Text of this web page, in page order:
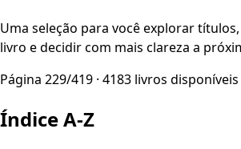
Uma seleção para você explorar
livro e decidir com mais clareza a
Página 229/419 · 4183 livros disponíveis
Índice A-Z